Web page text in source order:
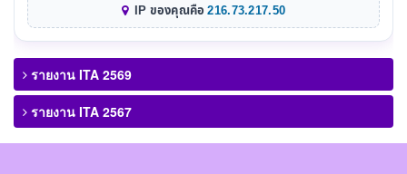
IP ของคุณคือ216.73.217.50
รายงาน ITA 2569
รายงาน ITA 2567